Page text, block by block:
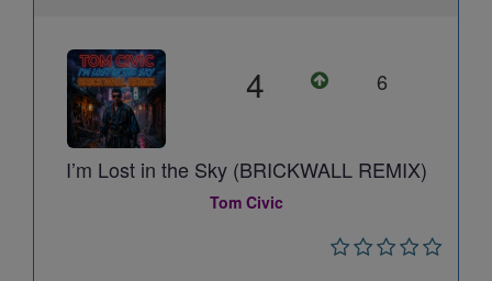
4 6
I’m Lost in the Sky (BRICKWALL REMIX)
Tom Civic